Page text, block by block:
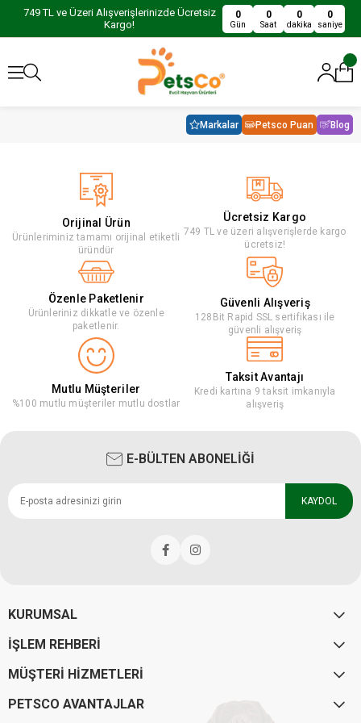
749 TL ve Üzeri Alışverişlerinizde Ücretsiz
Kargo!
0
Gün
0
Saat
0
dakika
0
saniye
Markalar Petsco Puan Blog
Orijinal Ürün
Ürünleriminiz tamamı orijinal etiketli
üründür
Ücretsiz Kargo
749 TL ve üzeri alışverişlerde kargo
ücretsiz!
Özenle Paketlenir
Ürünleriniz dikkatle ve özenle
paketlenir.
Güvenli Alışveriş
128Bit Rapid SSL sertifikası ile
güvenli alışveriş
Mutlu Müşteriler
%100 mutlu müşteriler mutlu dostlar
Taksit Avantajı
Kredi kartına 9 taksit imkanıyla
alışveriş
E-BÜLTEN ABONELİĞİ
KAYDOL
KURUMSAL
İŞLEM REHBERİ
MÜŞTERİ HİZMETLERİ
PETSCO AVANTAJLAR